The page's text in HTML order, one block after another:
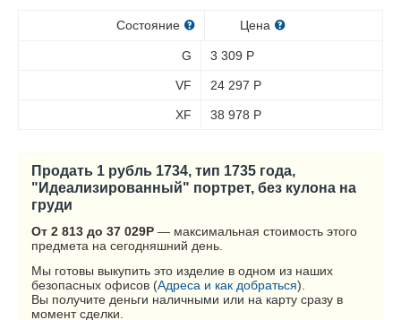
Состояние Цена
G 3 309 Р
VF 24 297 Р
XF 38 978 Р
Продать 1 рубль 1734, тип 1735 года,
"Идеализированный" портрет, без кулона на
груди
От 2 813 до 37 029Р — максимальная стоимость этого
предмета на сегодняшний день.
Мы готовы выкупить это изделие в одном из наших
безопасных офисов (Адреса и как добраться).
Вы получите деньги наличными или на карту сразу в
момент сделки.